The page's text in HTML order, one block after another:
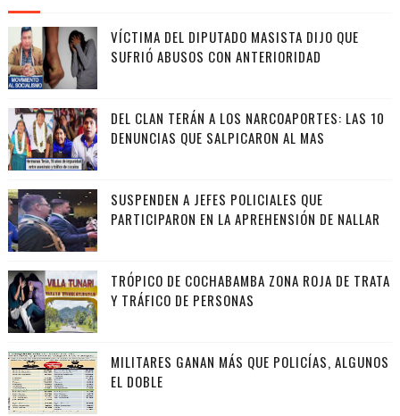
VÍCTIMA DEL DIPUTADO MASISTA DIJO QUE
SUFRIÓ ABUSOS CON ANTERIORIDAD
DEL CLAN TERÁN A LOS NARCOAPORTES: LAS 10
DENUNCIAS QUE SALPICARON AL MAS
SUSPENDEN A JEFES POLICIALES QUE
PARTICIPARON EN LA APREHENSIÓN DE NALLAR
TRÓPICO DE COCHABAMBA ZONA ROJA DE TRATA
Y TRÁFICO DE PERSONAS
MILITARES GANAN MÁS QUE POLICÍAS, ALGUNOS
EL DOBLE